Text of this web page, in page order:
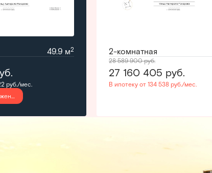
49.9 м2
руб./мес.
Лучшее предложение
2-комнатная
28 589 900руб.
27 160 405 руб.
В ипотеку от 134 538 руб./мес.